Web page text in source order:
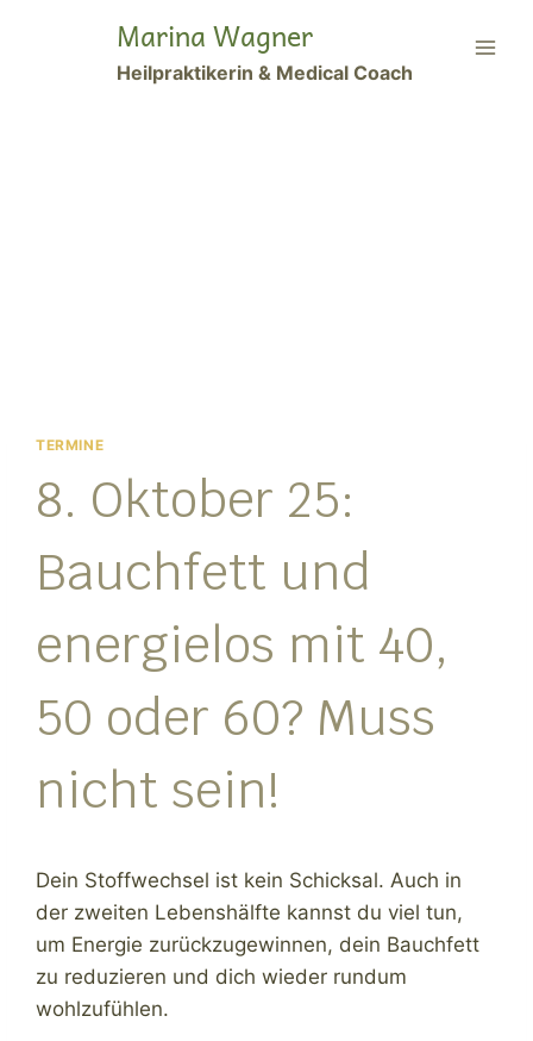
Marina Wagner
Heilpraktikerin & Medical Coach
TERMINE
8. Oktober 25:
Bauchfett und
energielos mit 40,
50 oder 60? Muss
nicht sein!
Dein Stoffwechsel ist kein Schicksal. Auch in
der zweiten Lebenshälfte kannst du viel tun,
um Energie zurückzugewinnen, dein Bauchfett
zu reduzieren und dich wieder rundum
wohlzufühlen.